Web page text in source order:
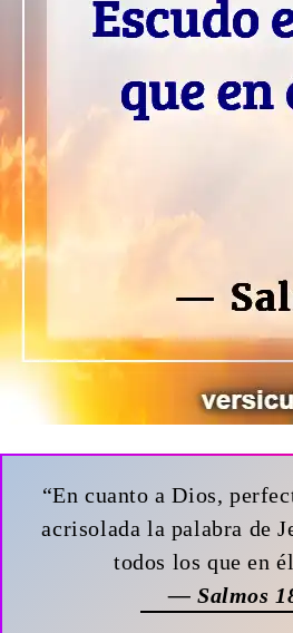
“En cuanto a Dios,
acrisolada la palabra de
todos los que en
— Salmos